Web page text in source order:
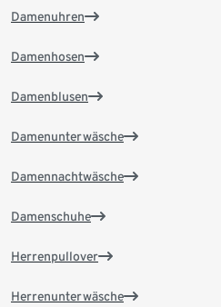
Damenuhren
Damenhosen
Damenblusen
Damenunterwäsche
Damennachtwäsche
Damenschuhe
Herrenpullover
Herrenunterwäsche